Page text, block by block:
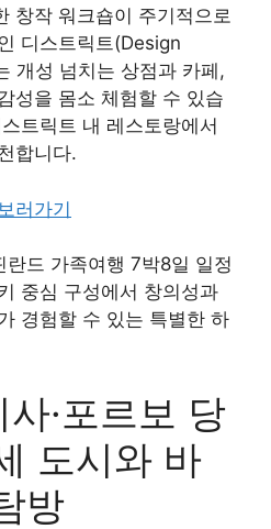
창작 워크숍이 주기적으로
디스트릭트(Design
개성 넘치는 상점과 카페,
성을 몸소 체험할 수 있습
트릭트 내 레스토랑에서
합니다.
러가기
드 가족여행 7박8일 일정
중심 구성에서 창의성과
경험할 수 있는 특별한 하
·포르보 당
도시와 바
방